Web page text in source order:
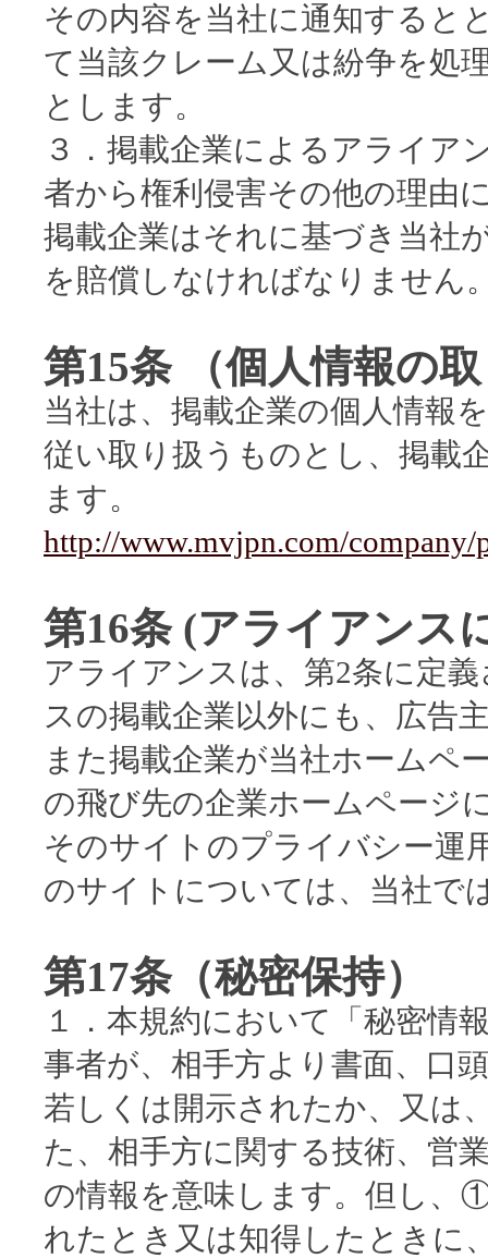
その内容を当社に通知すると
て当該クレーム又は紛争を処
とします。
３．掲載企業によるアライア
者から権利侵害その他の理由
掲載企業はそれに基づき当社
を賠償しなければなりません
第15条 （個人情報の
当社は、掲載企業の個人情報
従い取り扱うものとし、掲載
ます。
http://www.mvjpn.com/company/
第16条 (アライアンス
アライアンスは、第2条に定
スの掲載企業以外にも、広告
また掲載企業が当社ホームペ
の飛び先の企業ホームページ
そのサイトのプライバシー運
のサイトについては、当社で
第17条（秘密保持）
１．本規約において「秘密情
事者が、相手方より書面、口
若しくは開示されたか、又は
た、相手方に関する技術、営
の情報を意味します。但し、
れたとき又は知得したときに